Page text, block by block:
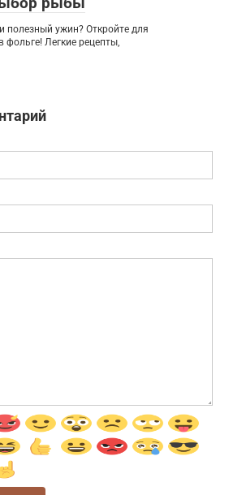
полезный ужин? Откройте для
Легкие рецепты,